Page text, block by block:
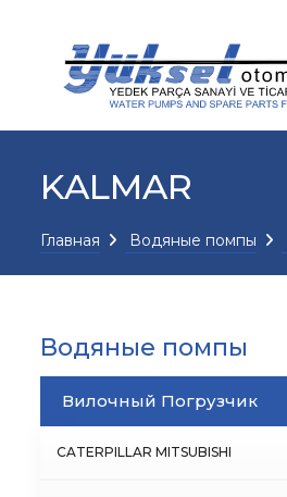
KALMAR
Главная Водяные помпы
Водяные помпы
Вилочный Погрузчик
CATERPILLAR MITSUBISHI